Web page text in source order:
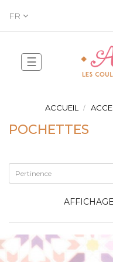
FR
Basculer
la
☰
ACCUEIL
POCHETTES
Pertinence